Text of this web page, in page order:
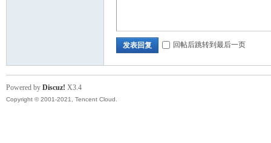
发表回复 回帖后跳转到最后一页
Powered by Discuz! X3.4
Copyright © 2001-2021, Tencent Cloud.